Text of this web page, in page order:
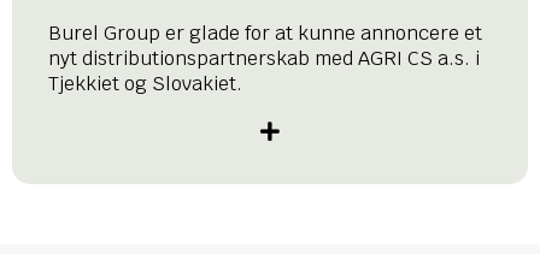
Burel Group er glade for at kunne annoncere et
nyt distributionspartnerskab med AGRI CS a.s. i
Tjekkiet og Slovakiet.